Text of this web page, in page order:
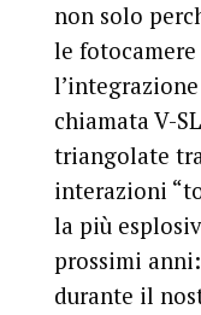
non solo
le
chiamata V-
triangolate
interazioni
la più
prossimi
durante il